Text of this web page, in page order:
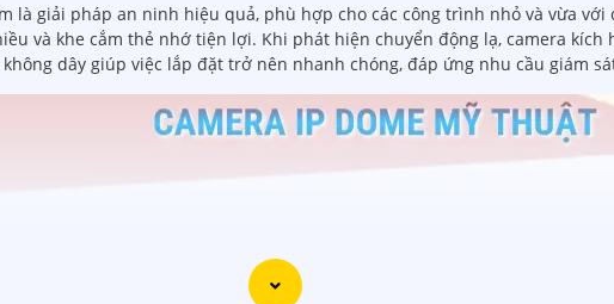
là giải pháp an ninh hiệu quả, phù hợp cho các công trình nhỏ và vừa
và khe cắm thẻ nhớ tiện lợi. Khi phát hiện chuyển động lạ, camera kích
dây giúp việc lắp đặt trở nên nhanh chóng, đáp ứng nhu cầu giám